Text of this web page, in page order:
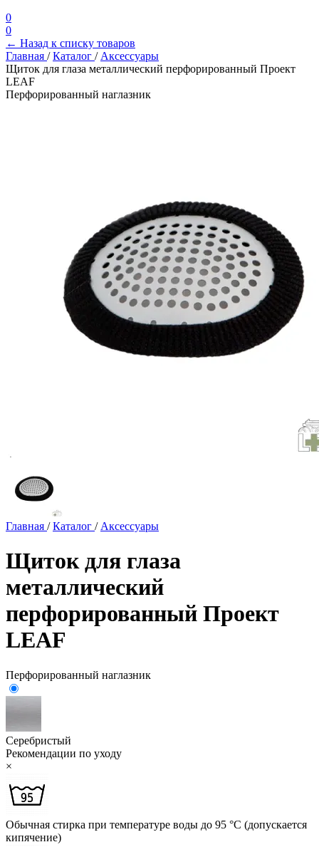
0
0
← Назад к списку товаров
Главная / Каталог / Аксессуары
Щиток для глаза металлический перфорированный Проект
LEAF
Перфорированный наглазник
Главная / Каталог / Аксессуары
Щиток для глаза
металлический
перфорированный Проект
LEAF
Перфорированный наглазник
Серебристый
Рекомендации по уходу
×
Обычная стирка при температуре воды до 95 °C (допускается
кипячение)